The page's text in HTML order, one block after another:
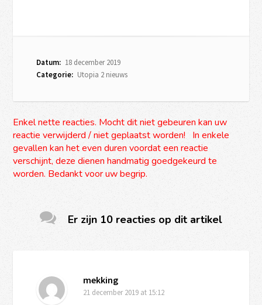
Datum: 18 december 2019
Categorie: Utopia 2 nieuws
Enkel nette reacties. Mocht dit niet gebeuren kan uw
reactie verwijderd / niet geplaatst worden! In enkele
gevallen kan het even duren voordat een reactie
verschijnt, deze dienen handmatig goedgekeurd te
worden. Bedankt voor uw begrip.
Er zijn 10 reacties op dit artikel
mekking
21 december 2019 at 15:12